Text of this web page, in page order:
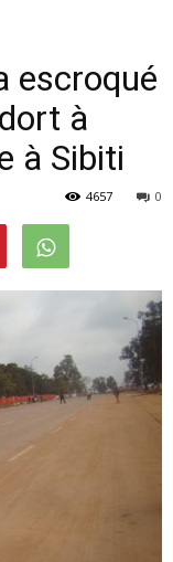
escroqué
à
à Sibiti
0
4657